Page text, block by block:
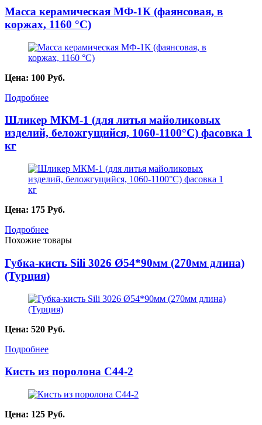
Масса керамическая МФ-1К (фаянсовая, в
коржах, 1160 °С)
Цена: 100 Руб.
Подробнее
Шликер МКМ-1 (для литья майоликовых
изделий, беложгущийся, 1060-1100°С) фасовка 1
кг
Цена: 175 Руб.
Подробнее
Похожие товары
Губка-кисть Sili 3026 Ø54*90мм (270мм длина)
(Турция)
Цена: 520 Руб.
Подробнее
Кисть из поролона С44-2
Цена: 125 Руб.